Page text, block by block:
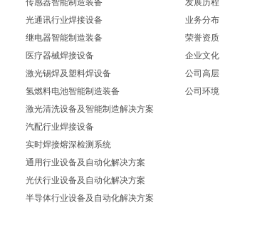
光通讯行业焊接设备
继电器智能制造装备
医疗器械焊接设备
激光锡焊及塑料焊设备
氢燃料电池智能制造装备
激光清洗设备及智能制造解决方案
汽配行业焊接设备
实时焊接熔深检测系统
通用行业设备及自动化解决方案
光伏行业设备及自动化解决方案
半导体行业设备及自动化解决方案
业务分布
荣誉资质
企业文化
公司高层
公司环境